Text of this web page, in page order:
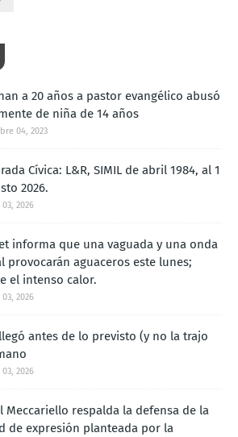
a 20 años a pastor evangélico abusó
de niña de 14 años
04, 2023
Cívica: L&R, SIMIL de abril 1984, al 1
2026.
2026
informa que una vaguada y una onda
provocarán aguaceros este lunes;
el intenso calor.
2026
antes de lo previsto (y no la trajo
2026
Meccariello respalda la defensa de la
de expresión planteada por la